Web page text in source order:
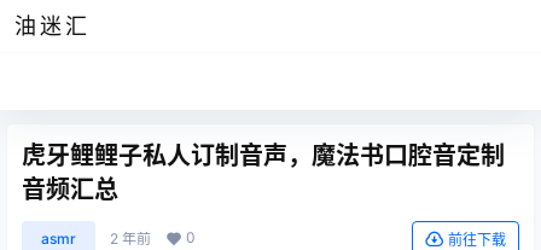
油迷汇
虎牙鲤鲤子私人订制音声，魔法书口腔音定制
音频汇总
asmr 2 年前 0 前往下载